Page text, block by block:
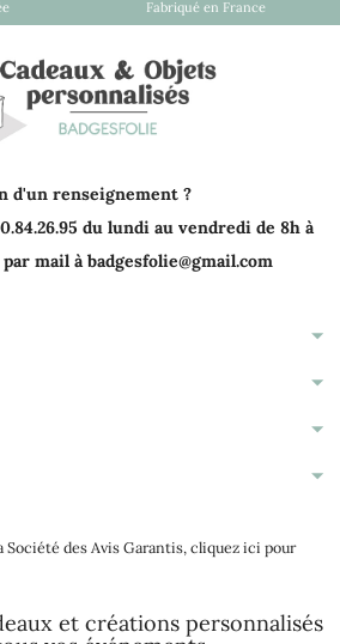
Fabriqué en France
d'un renseignement ?
du lundi au vendredi de 8h à
mail à badgesfolie@gmail.com
Société des Avis Garantis, cliquez ici pour
et créations personnalisés